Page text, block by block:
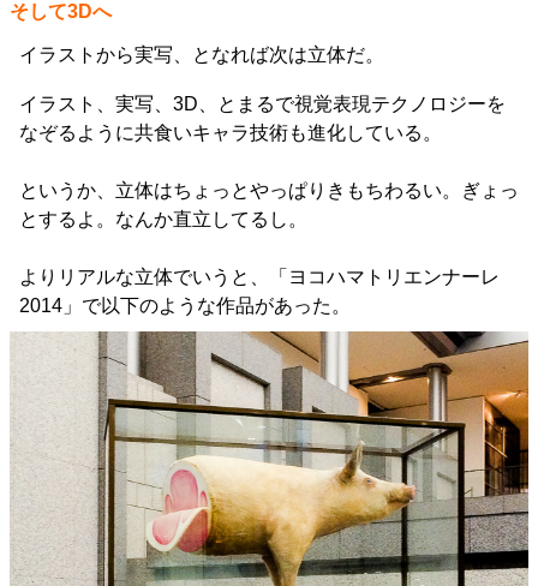
そして3Dへ
イラストから実写、となれば次は立体だ。
イラスト、実写、3D、とまるで視覚表現テクノロジーを
なぞるように共食いキャラ技術も進化している。
というか、立体はちょっとやっぱりきもちわるい。ぎょっ
とするよ。なんか直立してるし。
よりリアルな立体でいうと、「ヨコハマトリエンナーレ
2014」で以下のような作品があった。